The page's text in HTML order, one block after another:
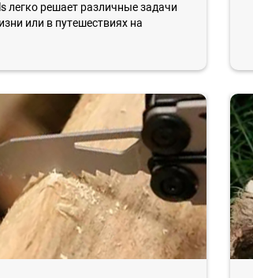
легко решает различные задачи
или в путешествиях на